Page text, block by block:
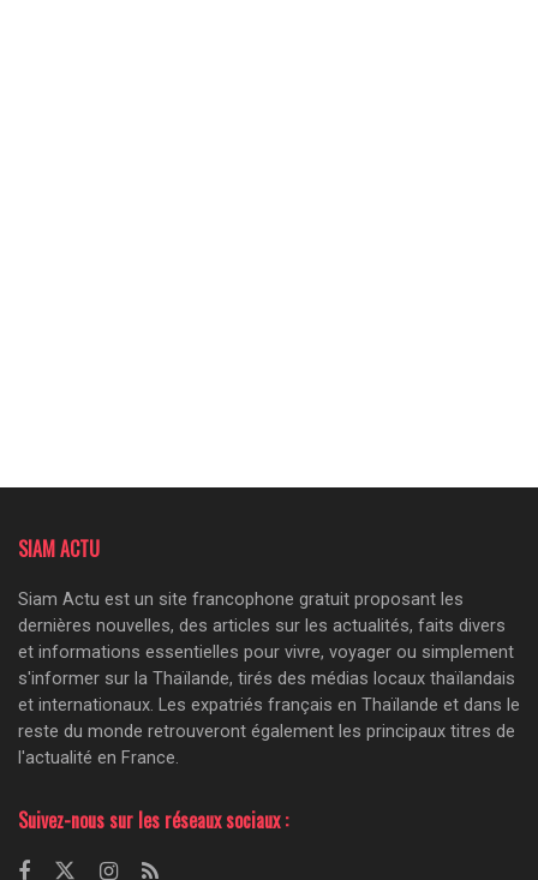
SIAM ACTU
Siam Actu est un site francophone gratuit proposant les
dernières nouvelles, des articles sur les actualités, faits divers
et informations essentielles pour vivre, voyager ou simplement
s'informer sur la Thaïlande, tirés des médias locaux thaïlandais
et internationaux. Les expatriés français en Thaïlande et dans le
reste du monde retrouveront également les principaux titres de
l'actualité en France.
Suivez-nous sur les réseaux sociaux :